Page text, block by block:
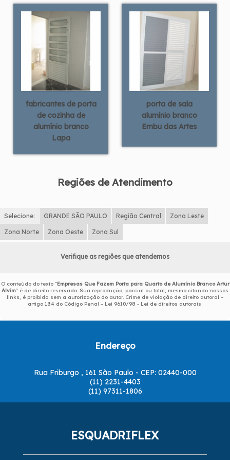
fabricantes de porta
de cozinha de
alumínio branco
Lapa
porta de sala
alumínio branco
Embu das Artes
Regiões de Atendimento
Selecione: GRANDE SÃO PAULO Região Central Zona Leste
Zona Norte Zona Oeste Zona Sul
Verifique as regiões que atendemos
O conteúdo do texto "Empresas Que Fazem Porta para Quarto de Alumínio Branco Artur
Alvim" é de direito reservado. Sua reprodução, parcial ou total, mesmo citando nossos
links, é proibida sem a autorização do autor. Crime de violação de direito autoral –
artigo 184 do Código Penal – Lei 9610/98 - Lei de direitos autorais
Endereço
Rua Friburgo , 161 São Paulo - CEP: 02440-000
(11) 2231-4403
(11) 97311-1806
ESQUADRIFLEX